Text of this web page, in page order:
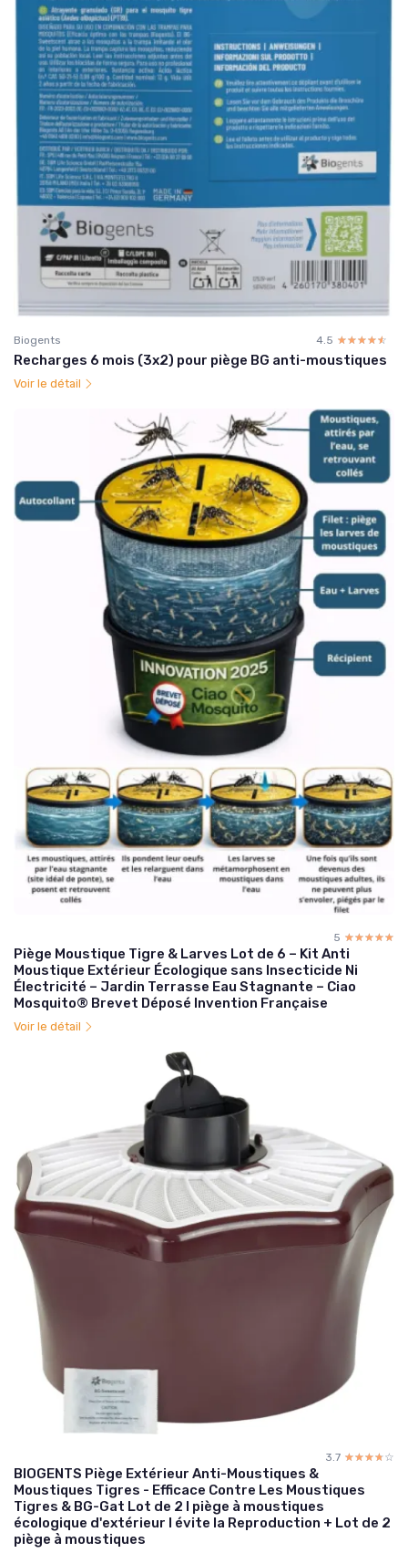
Biogents 4.5 ☆☆☆☆☆
★★★★★
Recharges 6 mois (3x2) pour piège BG anti-moustiques
Voir le détail
5 ☆☆☆☆☆
★★★★★
Piège Moustique Tigre & Larves Lot de 6 – Kit Anti
Moustique Extérieur Écologique sans Insecticide Ni
Électricité – Jardin Terrasse Eau Stagnante – Ciao
Mosquito® Brevet Déposé Invention Française
Voir le détail
3.7 ☆☆☆☆☆
★★★★★
BIOGENTS Piège Extérieur Anti-Moustiques &
Moustiques Tigres - Efficace Contre Les Moustiques
Tigres & BG-Gat Lot de 2 I piège à moustiques
écologique d'extérieur I évite la Reproduction + Lot de 2
piège à moustiques